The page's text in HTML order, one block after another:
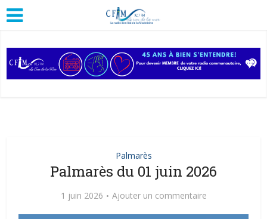
Palmarès
Palmarès du 01 juin 2026
1 juin 2026 Ajouter un commentaire